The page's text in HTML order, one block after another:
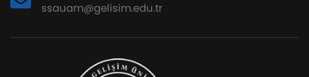
ssauam@gelisim.edu.tr